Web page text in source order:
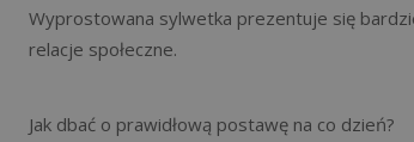
Wyprostowana sylwetka prezentuje się
relacje społeczne.
Jak dbać o prawidłową postawę na co dzień?